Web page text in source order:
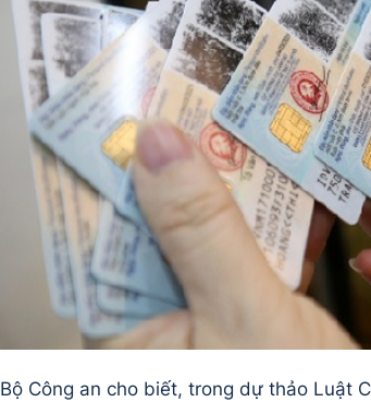
Bộ Công an cho biết, trong dự thảo Luật